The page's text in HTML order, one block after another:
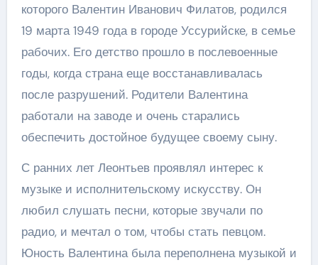
которого Валентин Иванович Филатов, родился
19 марта 1949 года в городе Уссурийске, в семье
рабочих. Его детство прошло в послевоенные
годы, когда страна еще восстанавливалась
после разрушений. Родители Валентина
работали на заводе и очень старались
обеспечить достойное будущее своему сыну.
С ранних лет Леонтьев проявлял интерес к
музыке и исполнительскому искусству. Он
любил слушать песни, которые звучали по
радио, и мечтал о том, чтобы стать певцом.
Юность Валентина была переполнена музыкой и